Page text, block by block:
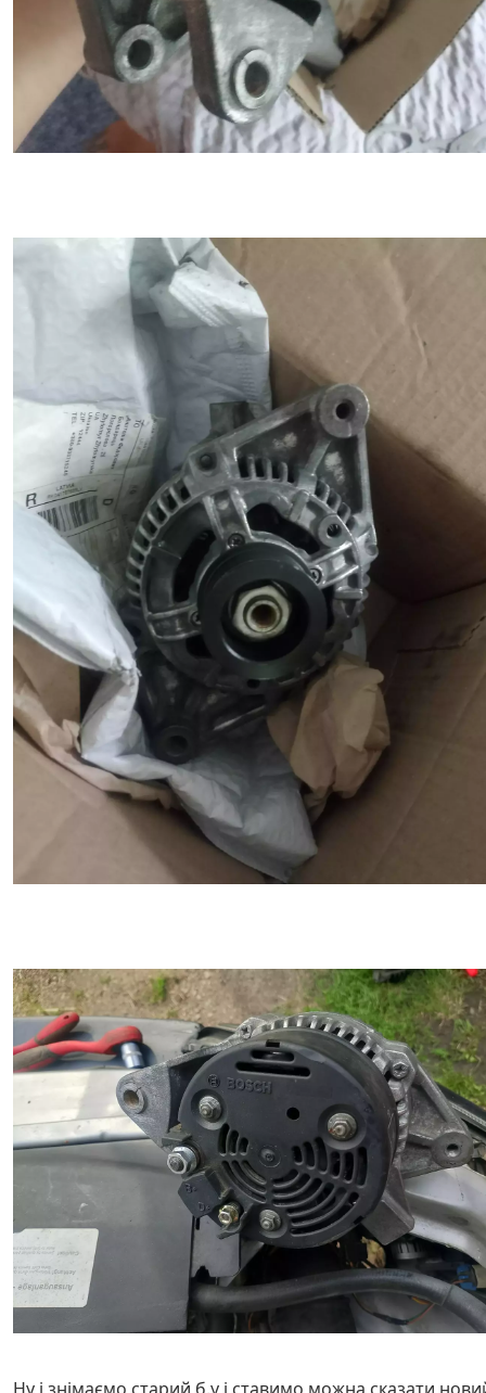
Ну і знімаємо старий б.у і ставимо можна сказати